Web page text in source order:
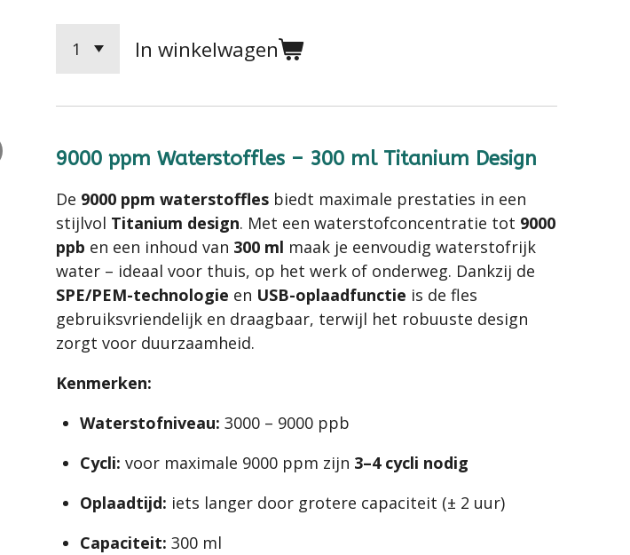
In winkelwagen
9000 ppm Waterstoffles – 300 ml Titanium Design
De 9000 ppm waterstoffles biedt maximale prestaties in een
stijlvol Titanium design. Met een waterstofconcentratie tot 9000
ppb en een inhoud van 300 ml maak je eenvoudig waterstofrijk
water – ideaal voor thuis, op het werk of onderweg. Dankzij de
SPE/PEM-technologie en USB-oplaadfunctie is de fles
gebruiksvriendelijk en draagbaar, terwijl het robuuste design
zorgt voor duurzaamheid.
Kenmerken:
Waterstofniveau: 3000 – 9000 ppb
Cycli: voor maximale 9000 ppm zijn 3–4 cycli nodig
Oplaadtijd: iets langer door grotere capaciteit (± 2 uur)
Capaciteit: 300 ml